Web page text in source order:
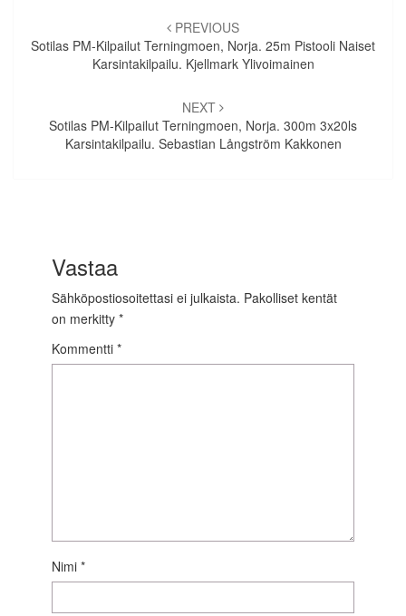
selaus
PREVIOUS
Sotilas PM-Kilpailut Terningmoen, Norja. 25m Pistooli Naiset
Karsintakilpailu. Kjellmark Ylivoimainen
NEXT
Sotilas PM-Kilpailut Terningmoen, Norja. 300m 3x20ls
Karsintakilpailu. Sebastian Långström Kakkonen
Vastaa
Sähköpostiosoitettasi ei julkaista. Pakolliset kentät
on merkitty *
Kommentti *
Nimi *